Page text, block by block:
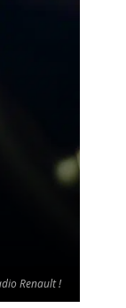
Renault !